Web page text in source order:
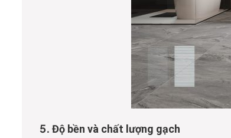
5. Độ bền và chất lượng gạch